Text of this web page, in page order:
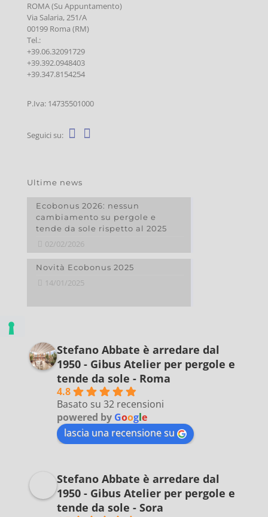
ROMA (Su Appuntamento)
Via Salaria, 251/A
00199 Roma (RM)
Tel.:
+39.06.32091729
+39.392.0948403
+39.347.8154254
P.Iva: 14735501000
Seguici su:
Ultime news
Ecobonus 2026: nessun
cambiamento su pergole e
tende da sole rispetto al 2025
02/02/2026
Novità Ecobonus 2025
14/01/2025
Stefano Abbate è arredare dal
1950 - Gibus Atelier per pergole e
tende da sole - Roma
4.8
Basato su 32 recensioni
powered by Google
lascia una recensione su
Stefano Abbate è arredare dal
1950 - Gibus Atelier per pergole e
tende da sole - Sora